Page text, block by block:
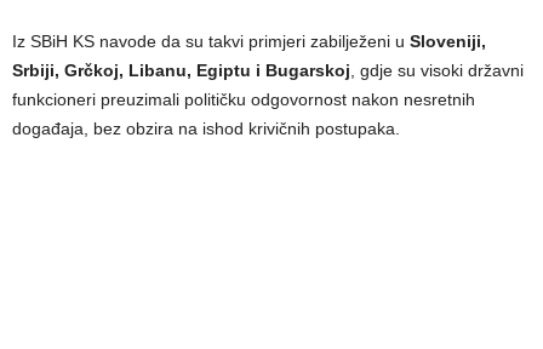
Iz SBiH KS navode da su takvi primjeri zabilježeni u Sloveniji,
Srbiji, Grčkoj, Libanu, Egiptu i Bugarskoj , gdje su visoki državni
funkcioneri preuzimali političku odgovornost nakon nesretnih
događaja, bez obzira na ishod krivičnih postupaka.